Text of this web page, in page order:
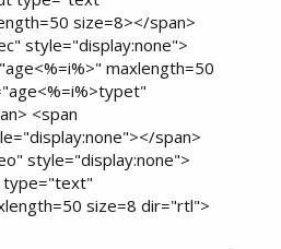
size=8></span>
style="display:none">
maxlength=50
<span
span>
style="display:none">
type="text"
size=8 dir="rtl">